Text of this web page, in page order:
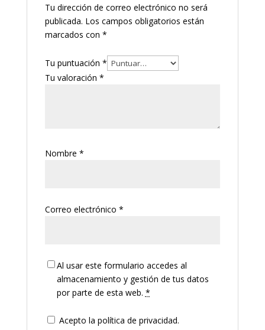
Tu dirección de correo electrónico no será
publicada. Los campos obligatorios están
marcados con *
Tu puntuación *
Tu valoración *
Nombre *
Correo electrónico *
Al usar este formulario accedes al
almacenamiento y gestión de tus datos
por parte de esta web. *
Acepto la política de privacidad.